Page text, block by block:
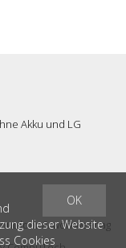
Akku und LG
& workwear ag
OK
dieser Website
Cookies